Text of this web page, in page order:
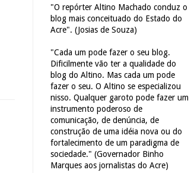
"O repórter Altino Machado conduz o
blog mais conceituado do Estado do
Acre". (Josias de Souza)
"Cada um pode fazer o seu blog.
Dificilmente vão ter a qualidade do
blog do Altino. Mas cada um pode
fazer o seu. O Altino se especializou
nisso. Qualquer garoto pode fazer um
instrumento poderoso de
comunicação, de denúncia, de
construção de uma idéia nova ou do
fortalecimento de um paradigma de
sociedade." (Governador Binho
Marques aos jornalistas do Acre)